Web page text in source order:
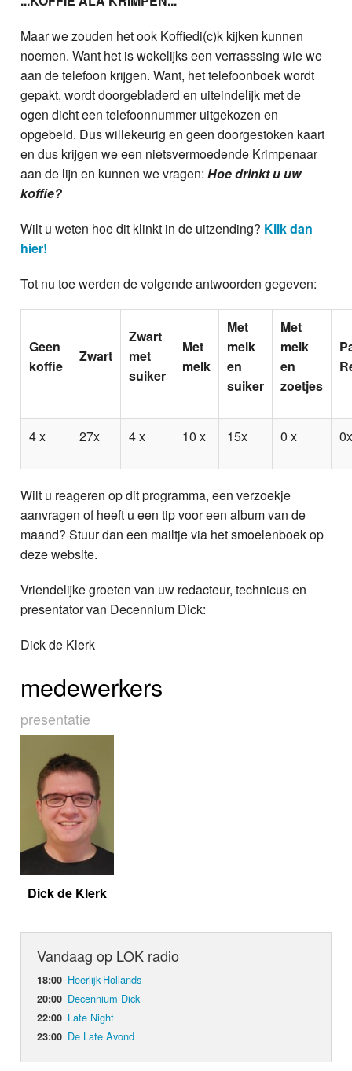
Maar we zouden het ook Koffiedi(c)k kijken kunnen
noemen. Want het is wekelijks een verrasssing wie we
aan de telefoon krijgen. Want, het telefoonboek wordt
gepakt, wordt doorgebladerd en uiteindelijk met de
ogen dicht een telefoonnummer uitgekozen en
opgebeld. Dus willekeurig en geen doorgestoken kaart
en dus krijgen we een nietsvermoedende Krimpenaar
aan de lijn en kunnen we vragen:Hoe drinkt u uw
koffie?
Wilt u weten hoe dit klinkt in de uitzending? Klik dan
hier!
Tot nu toe werden de volgende antwoorden gegeven:
Geen
koffie
Zwart
Zwart
met
suiker
Met
melk
Met
melk
en
suiker
Met
melk
en
zoetjes
4 x 27x 4 x 10 x 15x 0 x
Wilt u reageren op dit programma, een verzoekje
aanvragen of heeft u een tip voor een album van de
maand? Stuur dan een mailtje via het smoelenboek op
deze website.
Vriendelijke groeten van uw redacteur, technicus en
presentator van Decennium Dick:
Dick de Klerk
medewerkers
presentatie
Dick de Klerk
Vandaag op LOK radio
18:00 Heerlijk-Hollands
20:00 Decennium Dick
22:00 Late Night
23:00 De Late Avond